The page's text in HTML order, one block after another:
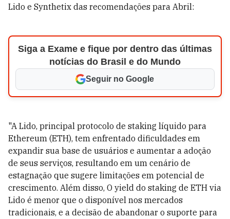
Lido e Synthetix das recomendações para Abril:
Siga a Exame e fique por dentro das últimas
notícias do Brasil e do Mundo
Seguir no Google
"A Lido, principal protocolo de staking líquido para
Ethereum (ETH), tem enfrentado dificuldades em
expandir sua base de usuários e aumentar a adoção
de seus serviços, resultando em um cenário de
estagnação que sugere limitações em potencial de
crescimento. Além disso, O yield do staking de ETH via
Lido é menor que o disponível nos mercados
tradicionais, e a decisão de abandonar o suporte para